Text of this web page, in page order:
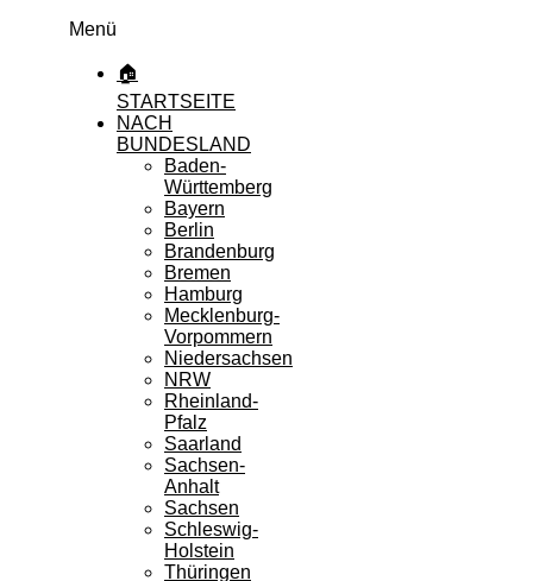
Menü
🏠
STARTSEITE
NACH
BUNDESLAND
Baden-
Württemberg
Bayern
Berlin
Brandenburg
Bremen
Hamburg
Mecklenburg-
Vorpommern
Niedersachsen
NRW
Rheinland-
Pfalz
Saarland
Sachsen-
Anhalt
Sachsen
Schleswig-
Holstein
Thüringen